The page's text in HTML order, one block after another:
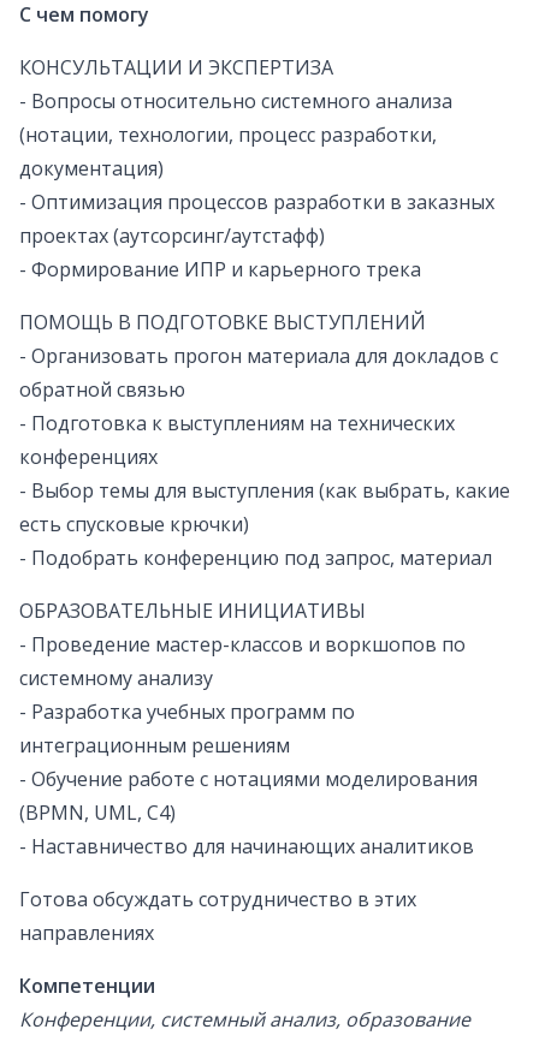
С чем помогу
КОНСУЛЬТАЦИИ И ЭКСПЕРТИЗА
- Вопросы относительно системного анализа
(нотации, технологии, процесс разработки,
документация)
- Оптимизация процессов разработки в заказных
проектах (аутсорсинг/аутстафф)
- Формирование ИПР и карьерного трека
ПОМОЩЬ В ПОДГОТОВКЕ ВЫСТУПЛЕНИЙ
- Организовать прогон материала для докладов с
обратной связью
- Подготовка к выступлениям на технических
конференциях
- Выбор темы для выступления (как выбрать, какие
есть спусковые крючки)
- Подобрать конференцию под запрос, материал
ОБРАЗОВАТЕЛЬНЫЕ ИНИЦИАТИВЫ
- Проведение мастер-классов и воркшопов по
системному анализу
- Разработка учебных программ по
интеграционным решениям
- Обучение работе с нотациями моделирования
(BPMN, UML, C4)
- Наставничество для начинающих аналитиков
Готова обсуждать сотрудничество в этих
направлениях
Компетенции
Конференции, системный анализ, образование